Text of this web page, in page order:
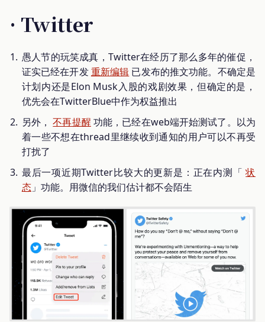
· Twitter
愚人节的玩笑成真，Twitter在经历了那么多年的催促，
证实已经在开发重新编辑 已发布的推文功能。不确定是
计划内还是Elon Musk入股的戏剧效果，但确定的是，
优先会在TwitterBlue中作为权益推出
另外，不再提醒 功能，已经在web端开始测试了。以为
着一些不想在thread里继续收到通知的用户可以不再受
打扰了
最后一项近期Twitter比较大的更新是：正在内测「状
态」功能。用微信的我们估计都不会陌生